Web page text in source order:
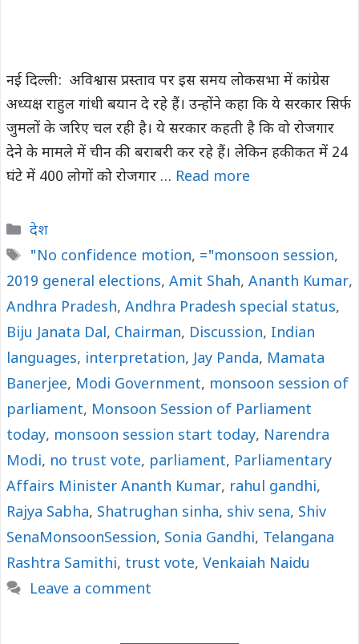
नई दिल्ली: अविश्वास प्रस्ताव पर इस समय लोकसभा में कांग्रेस
अध्यक्ष राहुल गांधी बयान दे रहे हैं। उन्होंने कहा कि ये सरकार सिर्फ
जुमलों के जरिए चल रही है। ये सरकार कहती है कि वो रोजगार
देने के मामले में चीन की बराबरी कर रहे हैं। लेकिन हकीकत में 24
घंटे में 400 लोगों को रोजगार … Read more
Categories
देश
Tags
"No confidence motion, ="monsoon session,
2019 general elections, Amit Shah, Ananth Kumar,
Andhra Pradesh, Andhra Pradesh special status,
Biju Janata Dal, Chairman, Discussion, Indian
languages, interpretation,Jay Panda, Mamata
Banerjee, Modi Government, monsoon session of
parliament, Monsoon Session of Parliament
today, monsoon session start today, Narendra
Modi, no trust vote, parliament, Parliamentary
Affairs Minister Ananth Kumar, rahul gandhi,
Rajya Sabha, Shatrughan sinha, shiv sena, Shiv
SenaMonsoonSession, Sonia Gandhi, Telangana
Rashtra Samithi, trust vote, Venkaiah Naidu
Leave a comment